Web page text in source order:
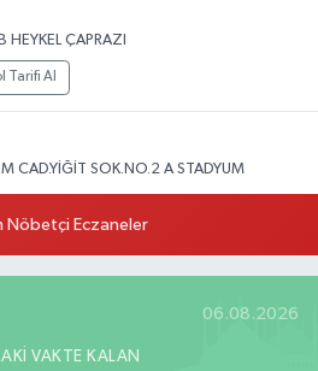
HEYKEL ÇAPRAZI
Tarifi Al
CAD.YİĞİT SOK.NO.2 A STADYUM
Tarifi Al
Nöbetçi Eczaneler
06.08.2026
VAKTE KALAN